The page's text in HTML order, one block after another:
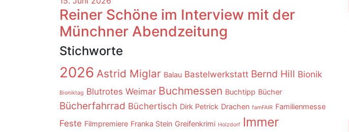
Reiner Schöne im Interview mit der
Münchner Abendzeitung
Stichworte
2026 Astrid Miglar Balau Bastelwerkstatt Bernd Hill Bionik
Bioniktag Blutrotes Weimar Buchmessen Buchtipp Bücher
Bücherfahrrad Büchertisch Dirk Petrick Drachen famFAIR Familienmesse
Feste Filmpremiere Franka Stein Greifenkrimi Holzdorf Immer